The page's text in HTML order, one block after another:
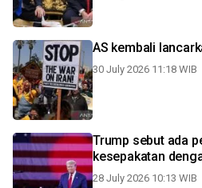
AS kembali
30 July 2026 11:18 WIB
Trump sebut ada
kesepakatan
28 July 2026 10:13 WIB